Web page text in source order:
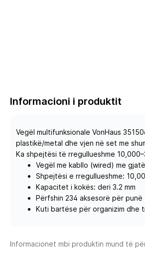
Informacioni i produktit
Vegël multifunksionale VonHaus
plastikë/metal dhe vjen në set me
Ka shpejtësi të rregullueshme
Vegël me kabllo (wired) me
Shpejtësi e rregullueshme:
Kapacitet i kokës: deri 3.2 mm
Përfshin 234 aksesorë për punë
Kuti bartëse për organizim dhe
Informacionet mbi produktin mund të